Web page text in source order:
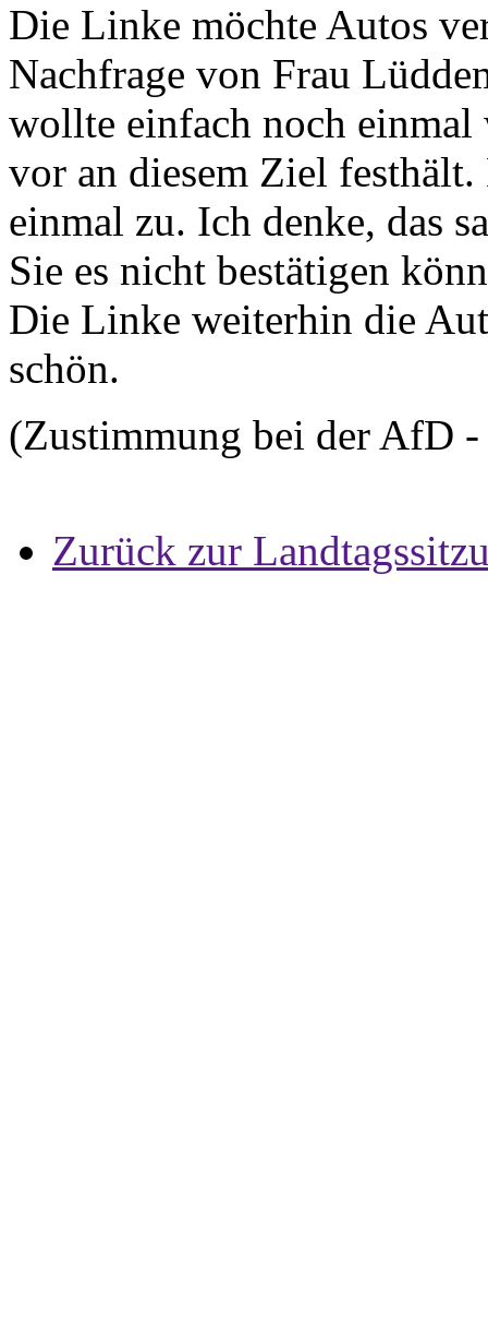
Die Linke möchte Autos
Nachfrage von Frau
wollte einfach noch
vor an diesem Ziel
einmal zu. Ich denke, das
Sie es nicht bestätigen
Die Linke weiterhin die
schön.
(Zustimmung bei der AfD
Zurück zur